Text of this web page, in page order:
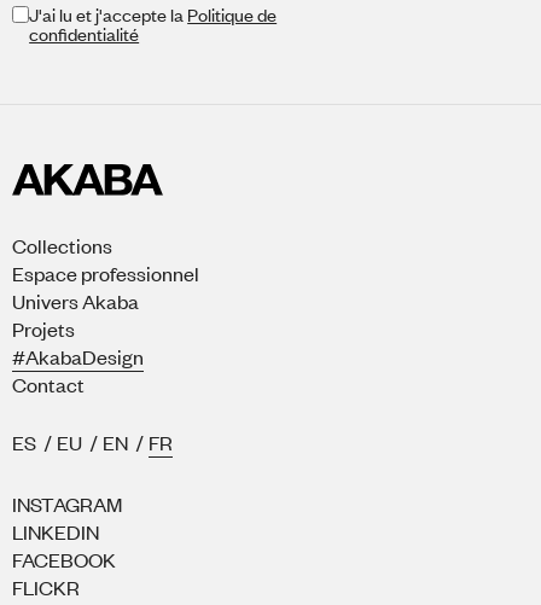
J'ai lu et j'accepte la Politique de
confidentialité
INSTAGRAM
LINKEDIN
FACEBOOK
FLICKR
Collections
Espace professionnel
Univers Akaba
Projets
#AkabaDesign
Contact
ES / EU / EN / FR